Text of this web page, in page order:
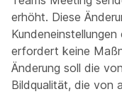
erhöht. Diese
erfordert keine
Änderung soll die
Bildqualität, die von